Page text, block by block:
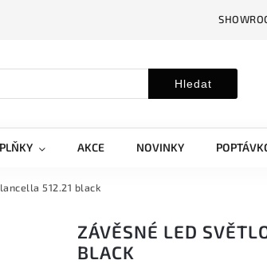
Hledat
AKCE NOVINKY
512.21 black
ZÁVĚSNÉ LED
BLACK